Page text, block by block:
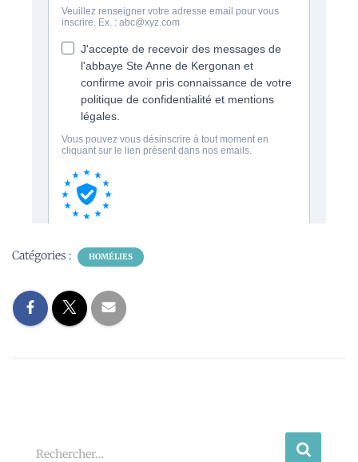
Catégories : HOMÉLIES
Rechercher…